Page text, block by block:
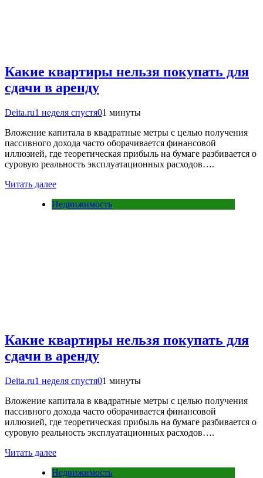
Какие квартиры нельзя покупать для
сдачи в аренду
Deita.ru1 неделя спустя01 минуты
Вложение капитала в квадратные метры с целью получения
пассивного дохода часто оборачивается финансовой
иллюзией, где теоретическая прибыль на бумаге разбивается о
суровую реальность эксплуатационных расходов….
Читать далее
Недвижимость
Какие квартиры нельзя покупать для
сдачи в аренду
Deita.ru1 неделя спустя01 минуты
Вложение капитала в квадратные метры с целью получения
пассивного дохода часто оборачивается финансовой
иллюзией, где теоретическая прибыль на бумаге разбивается о
суровую реальность эксплуатационных расходов….
Читать далее
Недвижимость